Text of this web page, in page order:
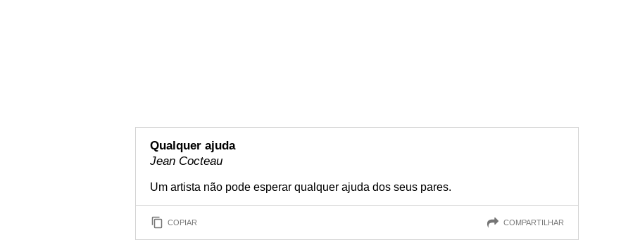
Qualquer ajuda
Jean Cocteau
Um artista não pode esperar qualquer ajuda dos seus pares.
COPIAR COMPARTILHAR